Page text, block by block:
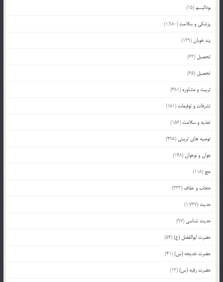
بودائیسم(15)
پزشکی و سلامت (1,980)
پند خوبان(129)
تحصیل (62)
تحصیل (65)
تربیت و مشاوره (481)
تشرفات و توقیعات (181)
تغذیه و سلامت (156)
توصیه های تربیتی (498)
جوان و نوجوان(148)
حج (118)
حجاب و عفاف (333)
حدیث (1,737)
حدیث شناسی (97)
حضرت ابوالفضل (ع)(54)
حضرت خدیجه (س)(41)
حضرت رقیه (س)(13)